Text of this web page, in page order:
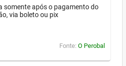
somente após o pagamento do
via boleto ou pix
Fonte: O Perobal